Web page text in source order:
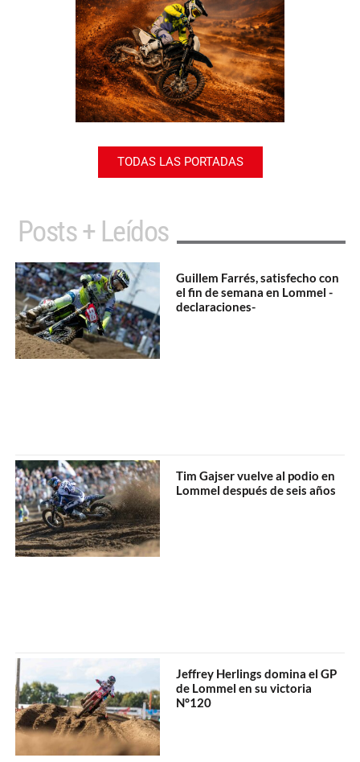
TODAS LAS PORTADAS
Posts + Leídos
Guillem Farrés, satisfecho con
el fin de semana en Lommel -
declaraciones-
Tim Gajser vuelve al podio en
Lommel después de seis años
Jeffrey Herlings domina el GP
de Lommel en su victoria
N°120